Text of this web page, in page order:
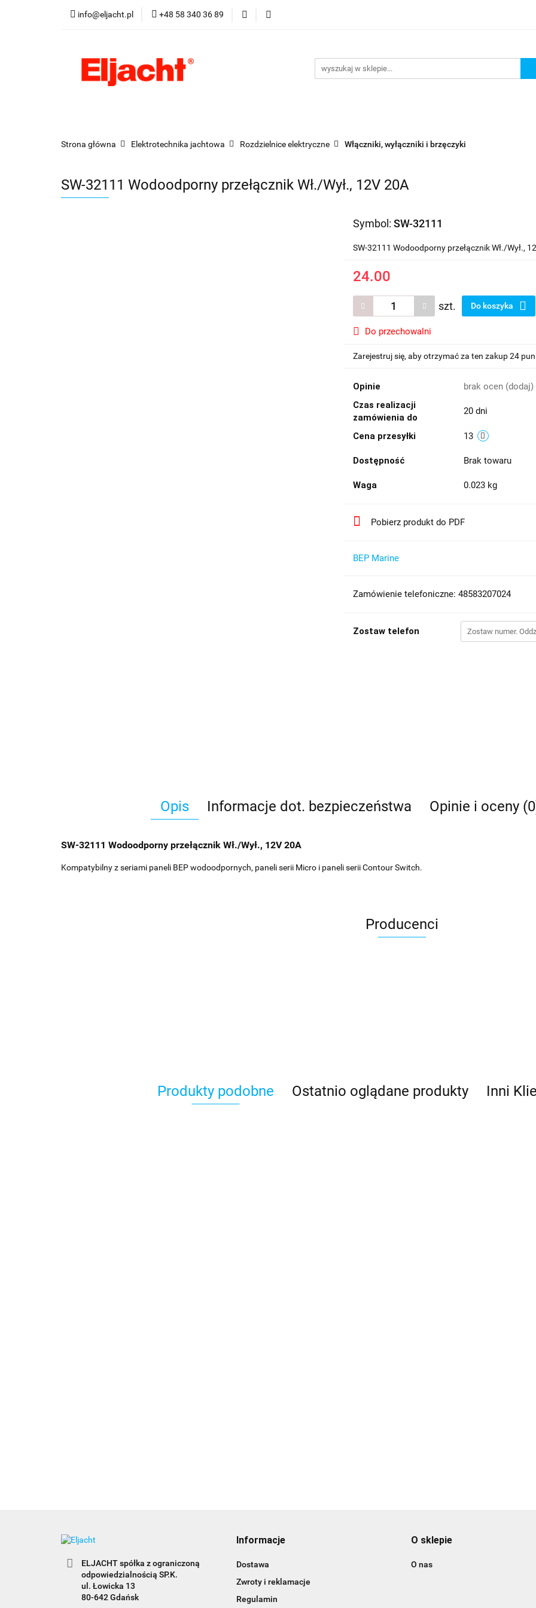
info@eljacht.pl +48 58 340 36 89
Kategorie Promocje
Strona główna Elektrotechnika jachtowa Rozdzielnice elektryczne Włączniki, wyłączniki i brzęczyki
SW-32111 Wodoodporny przełącznik Wł./Wył., 12V 20A
Symbol: SW-32111
SW-32111 Wodoodporny przełącznik Wł./Wył.,
24.00
szt. Do koszyka
Do przechowalni
Zarejestruj się, aby otrzymać za ten zakup 24
Opinie brak ocen (dodaj)
Czas realizacji
zamówienia do
20 dni
Cena przesyłki 13
Dostępność Brak towaru
Waga 0.023 kg
Pobierz produkt do PDF
BEP Marine
Zamówienie telefoniczne: 48583207024
Zostaw telefon
Opis Informacje dot. bezpieczeństwa Opinie i oceny
SW-32111 Wodoodporny przełącznik Wł./Wył., 12V 20A
Kompatybilny z seriami paneli BEP wodoodpornych, paneli serii Micro i paneli serii Contour Switch.
Producenci
Produkty podobne Ostatnio oglądane produkty Inni
ELJACHT spółka z ograniczoną
odpowiedzialnością SP.K.
ul. Łowicka 13
80-642 Gdańsk
Informacje
Dostawa
Zwroty i reklamacje
Regulamin
O sklepie
O nas